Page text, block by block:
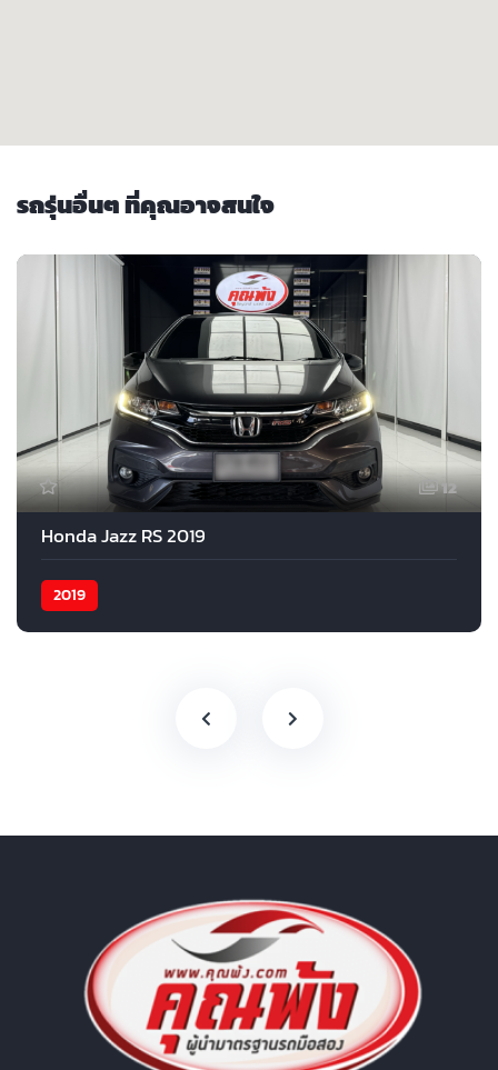
รถรุ่นอื่นๆ ที่คุณอาจสนใจ
12
Honda Jazz RS 2019
2019